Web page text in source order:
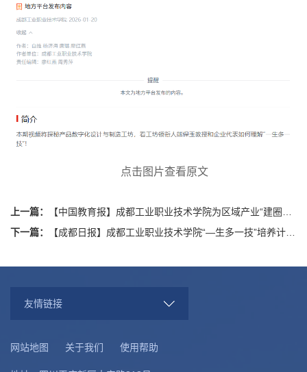
点击图片查看原文
上一篇：
【中国教育报】成都工业职业技术学院为区域产业“建圈强链”赋能 以专业“换血”回应产业需求
下一篇：
【成都日报】成都工业职业技术学院“—生多一技”培养计划见成效 首批参与学生达1088人
友情链接
网站地图 关于我们 使用帮助